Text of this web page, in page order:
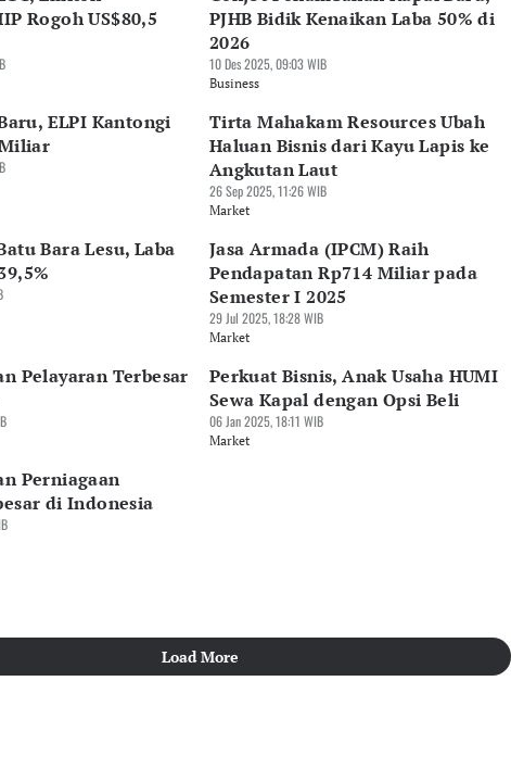
Rogoh US$80,5
PJHB Bidik Kenaikan Laba 50% di
2026
10 Des 2025, 09:03 WIB
Business
ELPI Kantongi
Tirta Mahakam Resources Ubah
Haluan Bisnis dari Kayu Lapis ke
Angkutan Laut
26 Sep 2025, 11:26 WIB
Market
Bara Lesu, Laba
Jasa Armada (IPCM) Raih
Pendapatan Rp714 Miliar pada
Semester I 2025
29 Jul 2025, 18:28 WIB
Market
Pelayaran Terbesar
Perkuat Bisnis, Anak Usaha HUMI
Sewa Kapal dengan Opsi Beli
06 Jan 2025, 18:11 WIB
Market
Perniagaan
di Indonesia
Load More